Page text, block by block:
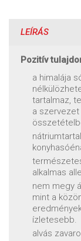
LEÍRÁS
Pozitív
a himalája
tartalmaz,
a
alkalmas
nem megy
mint a
ízletesebb.
alvás